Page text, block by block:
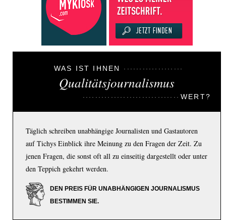
WAS IST IHNEN
Qualitätsjournalismus
WERT?
Täglich schreiben unabhängige Journalisten und Gastautoren
auf Tichys Einblick ihre Meinung zu den Fragen der Zeit. Zu
jenen Fragen, die sonst oft all zu einseitig dargestellt oder unter
den Teppich gekehrt werden.
DEN PREIS FÜR UNABHÄNGIGEN JOURNALISMUS
BESTIMMEN SIE.